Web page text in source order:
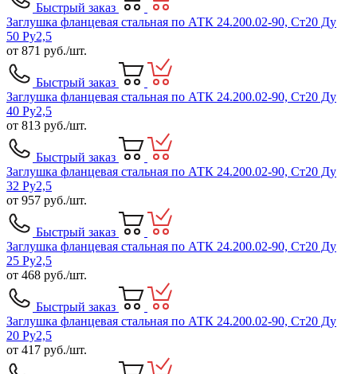
Быстрый заказ
Заглушка фланцевая стальная по АТК 24.200.02-90, Ст20 Ду
50 Ру2,5
от 871 руб./шт.
Быстрый заказ
Заглушка фланцевая стальная по АТК 24.200.02-90, Ст20 Ду
40 Ру2,5
от 813 руб./шт.
Быстрый заказ
Заглушка фланцевая стальная по АТК 24.200.02-90, Ст20 Ду
32 Ру2,5
от 957 руб./шт.
Быстрый заказ
Заглушка фланцевая стальная по АТК 24.200.02-90, Ст20 Ду
25 Ру2,5
от 468 руб./шт.
Быстрый заказ
Заглушка фланцевая стальная по АТК 24.200.02-90, Ст20 Ду
20 Ру2,5
от 417 руб./шт.